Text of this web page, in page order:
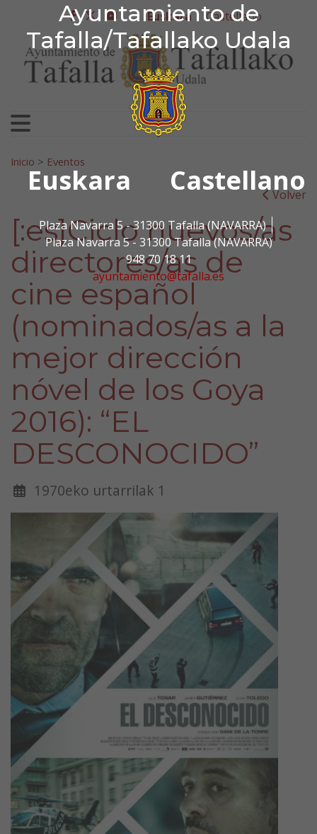
Ayuntamiento de
Tafalla/Tafallako Udala
Euskara Castellano
Plaza Navarra 5 - 31300 Tafalla (NAVARRA)
Plaza Navarra 5 - 31300 Tafalla (NAVARRA)
948 70 18 11
ayuntamiento@tafalla.es
Ir al contenido
Ayuntamiento de
facebook
twitter
youtube
Euskara Castellano
Bilatu:
Inicio > Eventos
Volver
[:es]Ciclo nuevos/as
directores/as de
cine español
(nominados/as a la
mejor dirección
nóvel de los Goya
2016): “EL
DESCONOCIDO”
1970eko urtarrilak 1